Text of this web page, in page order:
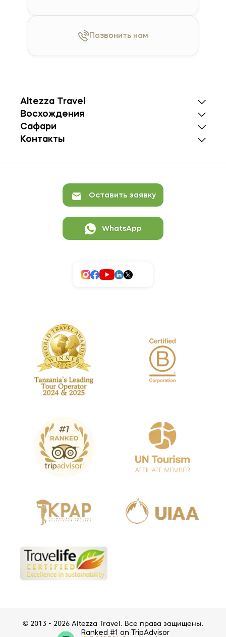
Позвонитьнам
Altezza Travel
Восхождения
Сафари
Контакты
Оставить заявку
WhatsApp
© 2013 - 2026 Altezza Travel. Все права защищены.
Ranked #1 on TripAdvisor